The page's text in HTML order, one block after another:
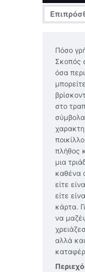
Πόσο
Σκοπός
όσα
στο
πλήθος
μια
καθένα
είτε
είτε
κάρτα.
να
αλλά